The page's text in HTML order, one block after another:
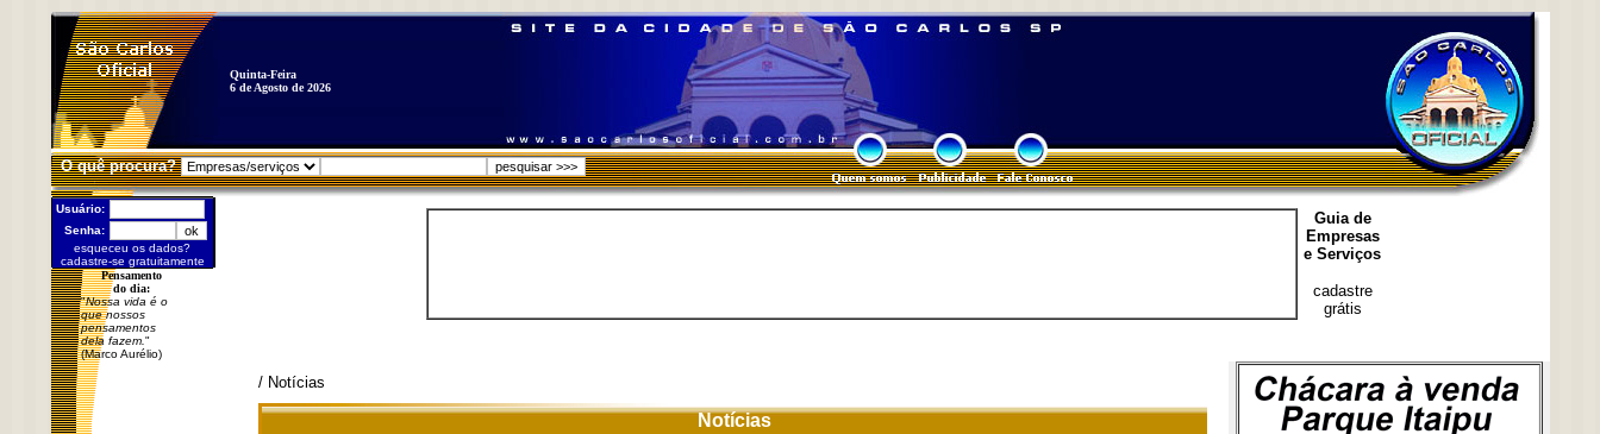
Quinta-Feira
6 de Agosto de 2026
O quê procura?
Usuário:
Senha:
esqueceu os dados?
cadastre-se gratuitamente
Pensamento
do dia:
"Nossa vida é o
que nossos
pensamentos
dela fazem. "
(Marco Aurélio)
Guia de
Empresas
e Serviços
cadastre
grátis
/ Notícias
Notícias